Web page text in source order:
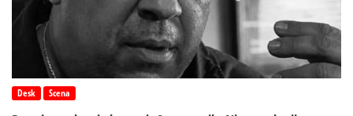
Desk Scena